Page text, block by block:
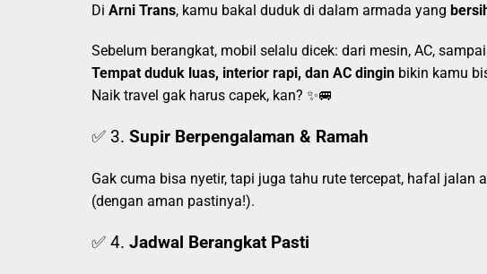
Di Arni Trans, kamu bakal duduk di dalam armada yang
Sebelum berangkat, mobil selalu dicek: dari mesin, AC,
Tempat duduk luas, interior rapi, dan AC dingin bikin kamu
Naik travel gak harus capek, kan? ✨🚐
✅ 3. Supir Berpengalaman & Ramah
Gak cuma bisa nyetir, tapi juga tahu rute tercepat, hafal
(dengan aman pastinya!).
✅ 4. Jadwal Berangkat Pasti